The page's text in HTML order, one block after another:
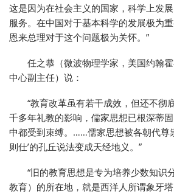
这是因为在社会主义的国家，科学上发
服务。在中国对于基本科学的发展极为
恩来总理对于这个问题极为关怀。”
任之恭（微波物理学家，美国约翰
中心副主任）说：
“教育改革虽有若干成效，但还不彻
千多年礼教的影响，儒家思想已根深蒂
中都受到束缚。……儒家思想被各朝代尊
则仕’的孔丘说法变成天经地义。”
“旧的教育思想是专为培养少数知识
教育）的所在地，就是西洋人所谓象牙